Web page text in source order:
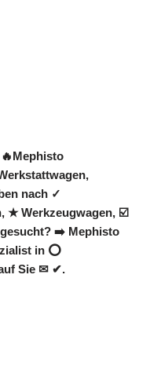
nach ✓
★ Werkzeugwagen, ☑️
➡️ Mephisto
in ⭕
Sie ✉ ✔.